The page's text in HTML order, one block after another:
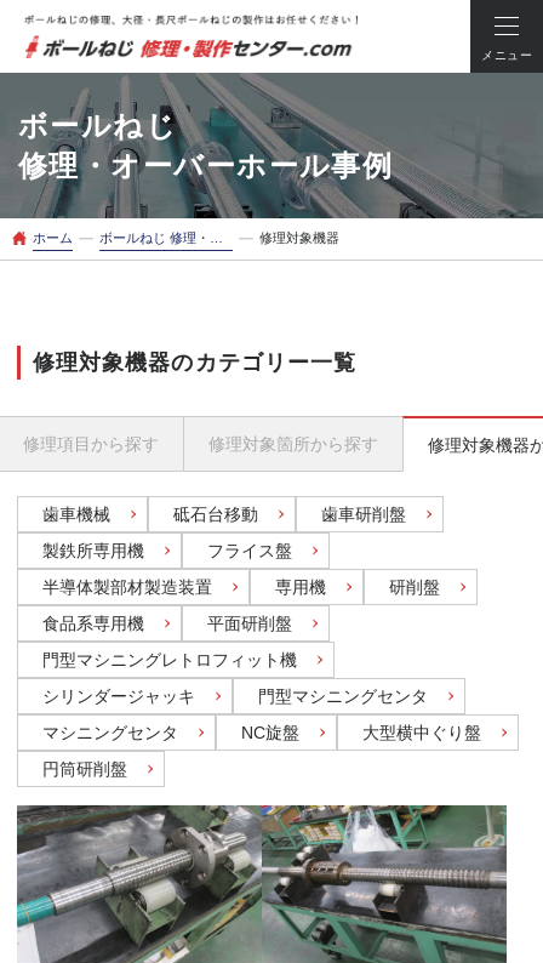
ボールねじ
修理・オーバーホール事例
ホーム ー ー 修理対象機器
修理対象機器のカテゴリー一覧
修理項目 から探す 修理対象箇所から探す 修理対象機器
歯車機械 砥石台移動
歯車研削盤
製鉄所専用機
フライス盤
半導体製部材製造装置
専用機
研削盤
食品系専用機
平面研削盤
門型マシニングレトロフィット機
シリンダージャッキ
門型マシニングセンタ
マシニングセンタ
NC旋盤
大型横中ぐり盤
円筒研削盤
メニュー